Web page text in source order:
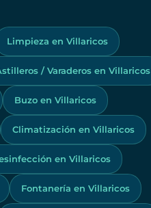
Limpieza en Villaricos
/ Varaderos en Villaricos
Buzo en Villaricos
Climatización en Villaricos
en Villaricos
Fontanería en Villaricos